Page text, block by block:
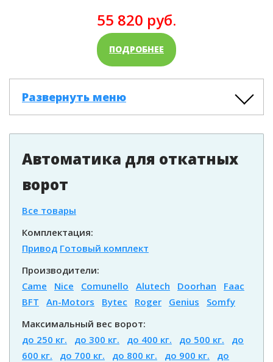
55 820 руб.
ПОДРОБНЕЕ
Развернуть меню
Автоматика для откатных
ворот
Все товары
Комплектация:
Привод Готовый комплект
Производители:
Came
Nice Comunello Alutech Doorhan
Faac
BFT
An-Motors Bytec Roger Genius
Somfy
Максимальный вес ворот:
до 250 кг.
до 300 кг. до 400 кг. до 500 кг.
до
600 кг.
до 700 кг. до 800 кг. до 900 кг.
до